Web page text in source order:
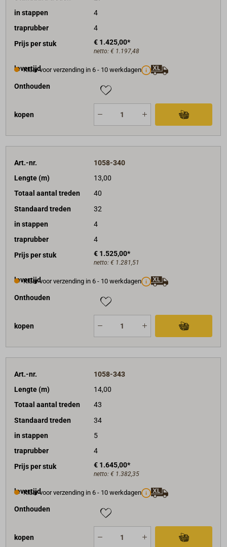
in stappen
4
traprubber
4
Prijs per stuk
€ 1.425,00*
netto: € 1.197,48
levertijd
Klaar voor verzending in 6 - 10 werkdagen
Onthouden
kopen
Art.-nr.
1058-340
Lengte (m)
13,00
Totaal aantal treden
40
Standaard treden
32
in stappen
4
traprubber
4
Prijs per stuk
€ 1.525,00*
netto: € 1.281,51
levertijd
Klaar voor verzending in 6 - 10 werkdagen
Onthouden
kopen
Art.-nr.
1058-343
Lengte (m)
14,00
Totaal aantal treden
43
Standaard treden
34
in stappen
5
traprubber
4
Prijs per stuk
€ 1.645,00*
netto: € 1.382,35
levertijd
Klaar voor verzending in 6 - 10 werkdagen
Onthouden
kopen